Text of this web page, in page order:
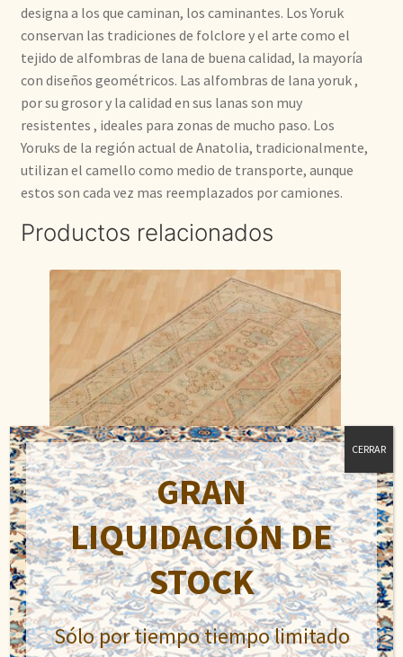
designa a los que caminan, los caminantes. Los Yoruk
conservan las tradiciones de folclore y el arte como el
tejido de alfombras de lana de buena calidad, la mayoría
con diseños geométricos. Las alfombras de lana yoruk ,
por su grosor y la calidad en sus lanas son muy
resistentes , ideales para zonas de mucho paso. Los
Yoruks de la región actual de Anatolia, tradicionalmente,
utilizan el camello como medio de transporte, aunque
estos son cada vez mas reemplazados por camiones.
Productos relacionados
Milas
907,50€
El
precio
484,00€El
precio
GRAN
LIQUIDACIÓN DE
STOCK
Sólo por tiempo tiempo limitado
CERRAR